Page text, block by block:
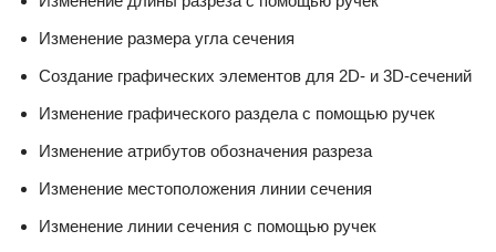
Изменение размера угла сечения
Создание графических элементов для 2D- и 3D-сечений
Изменение графического раздела с помощью ручек
Изменение атрибутов обозначения разреза
Изменение местоположения линии сечения
Изменение линии сечения с помощью ручек